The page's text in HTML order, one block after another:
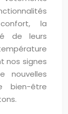
la
de leurs
nos signes
nouvelles
bien-être